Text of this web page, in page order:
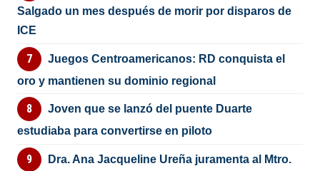
Salgado un mes después de morir por disparos de
ICE
Juegos Centroamericanos: RD conquista el
oro y mantienen su dominio regional
Joven que se lanzó del puente Duarte
estudiaba para convertirse en piloto
Dra. Ana Jacqueline Ureña juramenta al Mtro.